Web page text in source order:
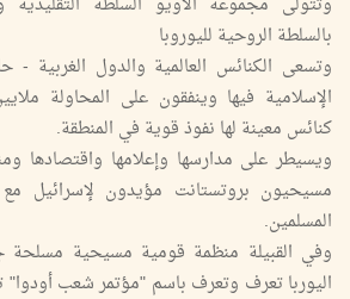
بالسلطة الروحية لليوروبا
وتسعى الكنائس العالمية والدول الغربية -
الإسلامية فيها وينفقون على المحاولة
كنائس معينة لها نفوذ قوية في المنطقة.
ويسيطر على مدارسها وإعلامها واقتصادها
مسيحيون بروتستانت مؤيدون لإسرائيل
المسلمين.
وفي القبيلة منظمة قومية مسيحية مسلحة